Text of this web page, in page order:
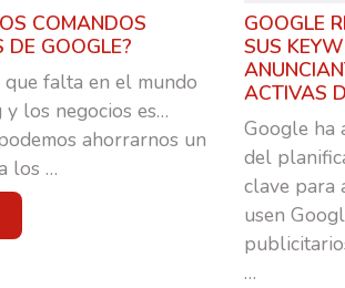
& PUBLI
COMANDOS
GOOGLE?
falta en el mundo
los negocios es…
ahorrarnos un
los …
GOOGLE
SUS
ACTIVAS
Google ha
del
clave para
usen
…